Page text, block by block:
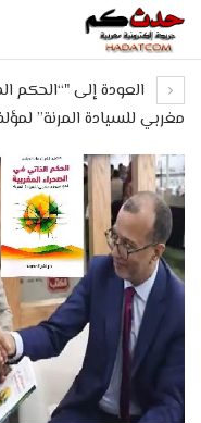
العودة إلى "“الحكم
مغربي للسيادة المرنة”